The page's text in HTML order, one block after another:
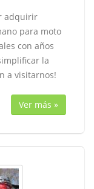
adquirir
para moto
con años
la
a visitarnos!
Ver más »